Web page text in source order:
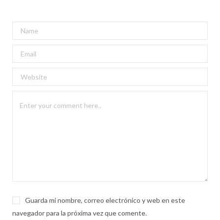
Guarda mi nombre, correo electrónico y web en este
navegador para la próxima vez que comente.